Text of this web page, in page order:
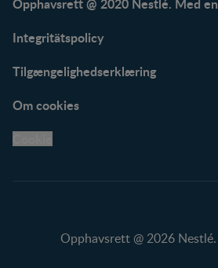
Integritätspolicy
Tilgængelighedserklæring
Om cookies
Opphavsrett @ 2026